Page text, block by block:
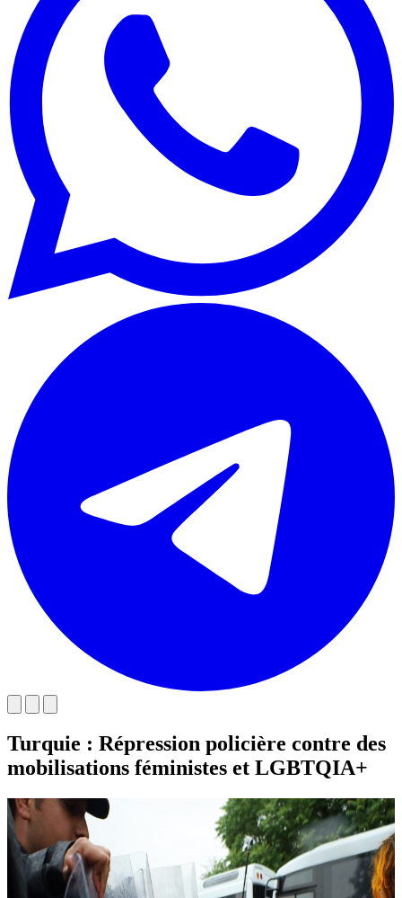
Turquie : Répression policière contre des
mobilisations féministes et LGBTQIA+